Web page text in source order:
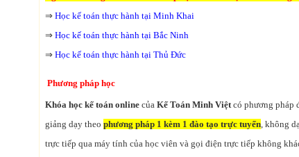
⇒ Học kế toán thực hành tại Minh Khai
⇒ Học kế toán thực hành tại Bắc Ninh
⇒ Học kế toán thực hành tại Thủ Đức
Phương pháp học
Khóa học kế toán online của Kế Toán Minh Việtcó phương pháp
giảng dạy theo phương pháp 1 kèm 1 đào tạo trực tuyến, không
trực tiếp qua máy tính của học viên và gọi điện trực tiếp không